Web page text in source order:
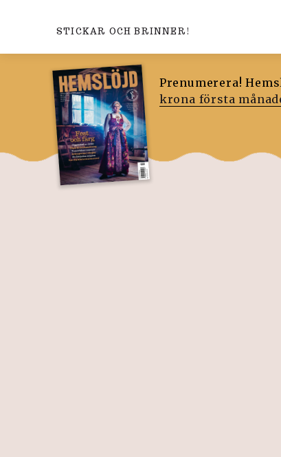
STICKAR OCH BRINNER!
Prenumerera!
krona första